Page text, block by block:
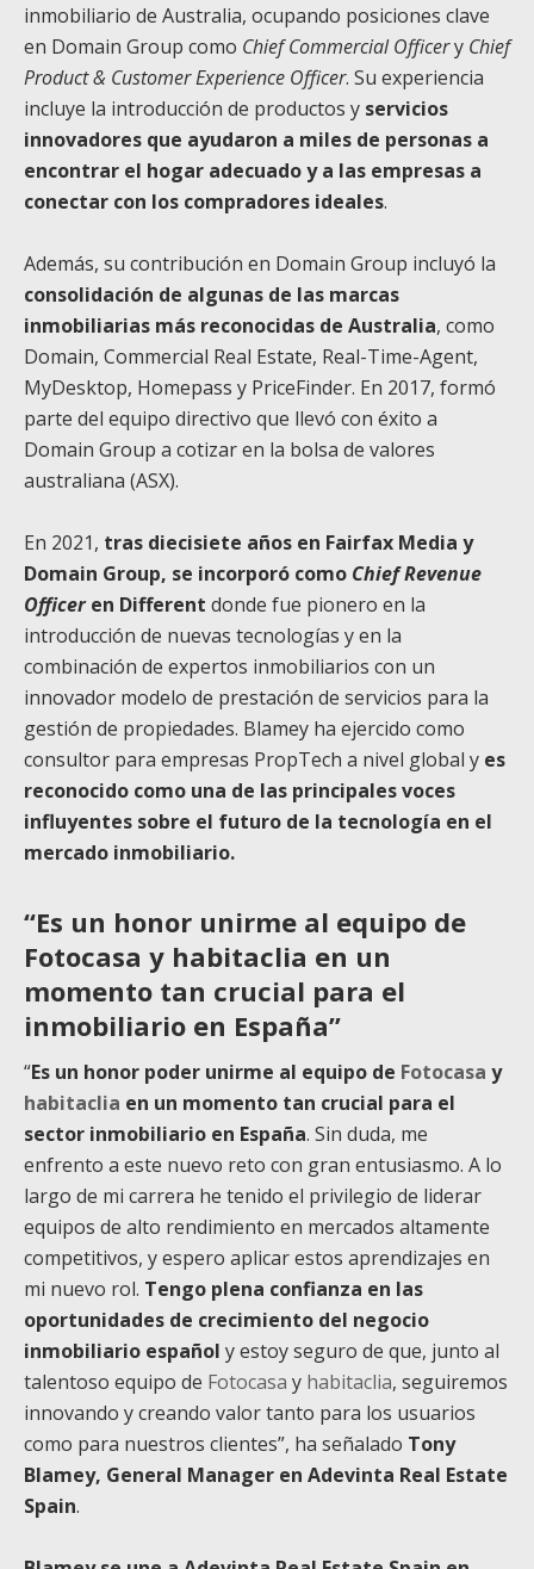
inmobiliario de Australia, ocupando posiciones clave
en Domain Group como Chief Commercial Officery Chief
Product & Customer Experience Officer. Su experiencia
incluye la introducción de productos y servicios
innovadores que ayudaron a miles de personas a
encontrar el hogar adecuado y a las empresas a
conectar con los compradores ideales.
Además, su contribución en Domain Group incluyó la
consolidación de algunas de las marcas
inmobiliarias más reconocidas de Australia, como
Domain, Commercial Real Estate, Real-Time-Agent,
MyDesktop, Homepass y PriceFinder. En 2017, formó
parte del equipo directivo que llevó con éxito a
Domain Group a cotizar en la bolsa de valores
australiana (ASX).
En 2021, tras diecisiete años en Fairfax Media y
Domain Group, se incorporó como Chief Revenue
Officeren Different donde fue pionero en la
introducción de nuevas tecnologías y en la
combinación de expertos inmobiliarios con un
innovador modelo de prestación de servicios para la
gestión de propiedades. Blamey ha ejercido como
consultor para empresas PropTech a nivel global y es
reconocido como una de las principales voces
influyentes sobre el futuro de la tecnología en el
mercado inmobiliario.
“Es un honor unirme al equipo de
Fotocasa y habitaclia en un
momento tan crucial para el
inmobiliario en España”
“Es un honor poder unirme al equipo de Fotocasa y
habitaclia en un momento tan crucial para el
sector inmobiliario en España. Sin duda, me
enfrento a este nuevo reto con gran entusiasmo. A lo
largo de mi carrera he tenido el privilegio de liderar
equipos de alto rendimiento en mercados altamente
competitivos, y espero aplicar estos aprendizajes en
mi nuevo rol. Tengo plena confianza en las
oportunidades de crecimiento del negocio
inmobiliario español y estoy seguro de que, junto al
talentoso equipo de Fotocasa y habitaclia, seguiremos
innovando y creando valor tanto para los usuarios
como para nuestros clientes”, ha señalado Tony
Blamey, General Manager en Adevinta Real Estate
Spain.